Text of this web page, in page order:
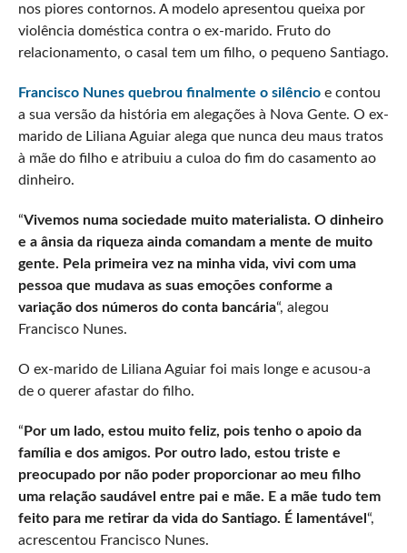
nos piores contornos. A modelo apresentou queixa por
violência doméstica contra o ex-marido. Fruto do
relacionamento, o casal tem um filho, o pequeno Santiago.
Francisco Nunes quebrou finalmente o silêncioe contou
a sua versão da história em alegações à Nova Gente. O ex-
marido de Liliana Aguiar alega que nunca deu maus tratos
à mãe do filho e atribuiu a culoa do fim do casamento ao
dinheiro.
“Vivemos numa sociedade muito materialista. O dinheiro
e a ânsia da riqueza ainda comandam a mente de muito
gente. Pela primeira vez na minha vida, vivi com uma
pessoa que mudava as suas emoções conforme a
variação dos números do conta bancária“, alegou
Francisco Nunes.
O ex-marido de Liliana Aguiar foi mais longe e acusou-a
de o querer afastar do filho.
“Por um lado, estou muito feliz, pois tenho o apoio da
família e dos amigos. Por outro lado, estou triste e
preocupado por não poder proporcionar ao meu filho
uma relação saudável entre pai e mãe. E a mãe tudo tem
feito para me retirar da vida do Santiago. É lamentável“,
acrescentou Francisco Nunes.